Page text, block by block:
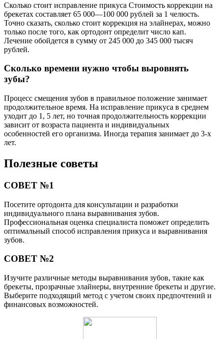
Сколько стоит исправление прикуса Стоимость коррекции на
брекетах составляет 65 000—100 000 рублей за 1 челюсть.
Точно сказать, сколько стоит коррекция на элайнерах, можно
только после того, как ортодонт определит число кап.
Лечение обойдется в сумму от 245 000 до 345 000 тысяч
рублей.
Сколько времени нужно чтобы выровнять
зубы?
Процесс смещения зубов в правильное положение занимает
продолжительное время. На исправление прикуса в среднем
уходит до 1, 5 лет, но точная продолжительность коррекции
зависит от возраста пациента и индивидуальных
особенностей его организма. Иногда терапия занимает до 3-х
лет.
Полезные советы
СОВЕТ №1
Посетите ортодонта для консультации и разработки
индивидуального плана выравнивания зубов.
Профессиональная оценка специалиста поможет определить
оптимальный способ исправления прикуса и выравнивания
зубов.
СОВЕТ №2
Изучите различные методы выравнивания зубов, такие как
брекеты, прозрачные элайнеры, внутренние брекеты и другие.
Выберите подходящий метод с учетом своих предпочтений и
финансовых возможностей.